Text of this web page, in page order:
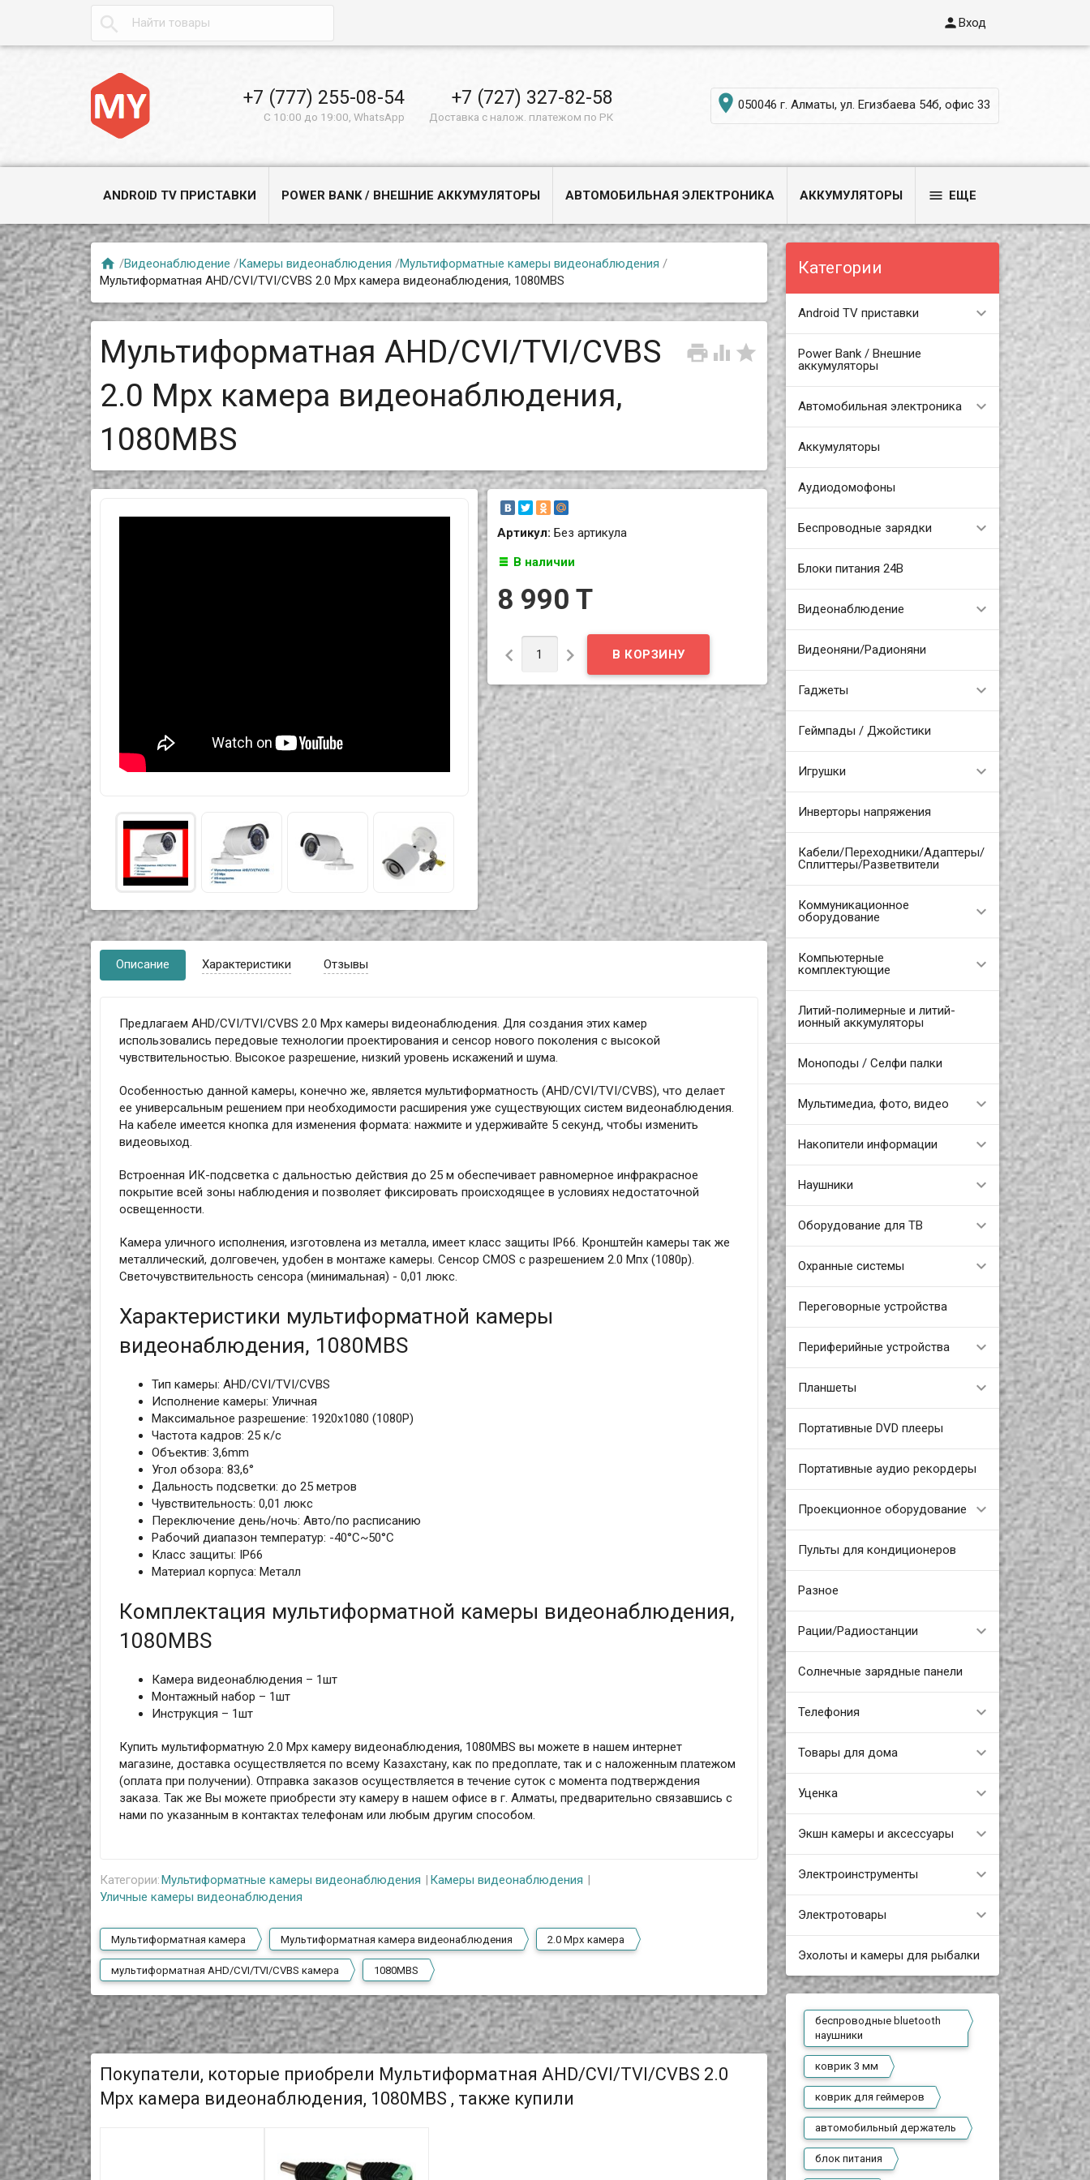
 Вход
+7 (777) 255-08-54
С 10:00 до 19:00, WhatsApp
+7 (727) 327-82-58
Доставка с налож. платежом по РК
 050046 г. Алматы, ул. Егизбаева 54б, офис 33
ANDROID TV ПРИСТАВКИ POWER BANK / ВНЕШНИЕ АККУМУЛЯТОРЫ АВТОМОБИЛЬНАЯ ЭЛЕКТРОНИКА АККУМУЛЯТОРЫ  ЕЩЕ
Категории
Android TV приставки
Power Bank / Внешние
аккумуляторы
Автомобильная электроника
Аккумуляторы
Аудиодомофоны
Беспроводные зарядки
Блоки питания 24В
Видеонаблюдение
Видеоняни/Радионяни
Гаджеты
Геймпады / Джойстики
Игрушки
Инверторы напряжения
Кабели/Переходники/Адаптеры/
Сплиттеры/Разветвители
Коммуникационное
оборудование
Компьютерные
комплектующие
Литий-полимерные и литий-
ионный аккумуляторы
Моноподы / Селфи палки
Мультимедиа, фото, видео
Накопители информации
Наушники
Оборудование для ТВ
Охранные системы
Переговорные устройства
Периферийные устройства
Планшеты
Портативные DVD плееры
Портативные аудио рекордеры
Проекционное оборудование
Пульты для кондиционеров
Разное
Рации/Радиостанции
Солнечные зарядные панели
Телефония
Товары для дома
Уценка
Экшн камеры и аксессуары
Электроинструменты
Электротовары
Эхолоты и камеры для рыбалки
беспроводные bluetooth
наушники
коврик 3 мм
коврик для геймеров
автомобильный держатель
блок питания
 /Видеонаблюдение /Камеры видеонаблюдения /Мультиформатные камеры видеонаблюдения /
Мультиформатная AHD/CVI/TVI/CVBS 2.0 Mpx камера видеонаблюдения, 1080MBS
  
Мультиформатная AHD/CVI/TVI/CVBS
2.0 Mpx камера видеонаблюдения,
1080MBS
Артикул: Без артикула
В наличии
8 990 T
 
Описание Характеристики Отзывы
Предлагаем AHD/CVI/TVI/CVBS 2.0 Mpx камеры видеонаблюдения. Для создания этих камер
использовались передовые технологии проектирования и сенсор нового поколения с высокой
чувствительностью. Высокое разрешение, низкий уровень искажений и шума.
Особенностью данной камеры, конечно же, является мультиформатность (AHD/CVI/TVI/CVBS), что делает
ее универсальным решением при необходимости расширения уже существующих систем видеонаблюдения.
На кабеле имеется кнопка для изменения формата: нажмите и удерживайте 5 секунд, чтобы изменить
видеовыход.
Встроенная ИК-подсветка с дальностью действия до 25 м обеспечивает равномерное инфракрасное
покрытие всей зоны наблюдения и позволяет фиксировать происходящее в условиях недостаточной
освещенности.
Камера уличного исполнения, изготовлена из металла, имеет класс защиты IP66. Кронштейн камеры так же
металлический, долговечен, удобен в монтаже камеры. Сенсор CMOS с разрешением 2.0 Мпх (1080p).
Светочувствительность сенсора (минимальная) - 0,01 люкс.
Характеристики мультиформатной камеры
видеонаблюдения, 1080MBS
Тип камеры: AHD/CVI/TVI/CVBS
Исполнение камеры: Уличная
Максимальное разрешение: 1920x1080 (1080Р)
Частота кадров: 25 к/с
Объектив: 3,6mm
Угол обзора: 83,6°
Дальность подсветки: до 25 метров
Чувствительность: 0,01 люкс
Переключение день/ночь: Авто/по расписанию
Рабочий диапазон температур: -40°С~50°С
Класс защиты: IP66
Материал корпуса: Металл
Комплектация мультиформатной камеры видеонаблюдения,
1080MBS
Камера видеонаблюдения – 1шт
Монтажный набор – 1шт
Инструкция – 1шт
Купить мультиформатную 2.0 Mpx камеру видеонаблюдения, 1080MBS вы можете в нашем интернет
магазине, доставка осуществляется по всему Казахстану, как по предоплате, так и с наложенным платежом
(оплата при получении). Отправка заказов осуществляется в течение суток с момента подтверждения
заказа. Так же Вы можете приобрести эту камеру в нашем офисе в г. Алматы, предварительно связавшись с
нами по указанным в контактах телефонам или любым другим способом.
Категории:Мультиформатные камеры видеонаблюдения
Камеры видеонаблюдения
Уличные камеры видеонаблюдения
Мультиформатная камера Мультиформатная камера видеонаблюдения 2.0 Mpx камера
мультиформатная AHD/CVI/TVI/CVBS камера 1080MBS
Покупатели, которые приобрели Мультиформатная AHD/CVI/TVI/CVBS 2.0
Mpx камера видеонаблюдения, 1080MBS , также купили